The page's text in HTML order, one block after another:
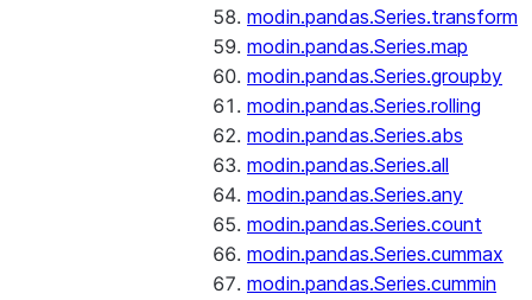
modin.pandas.Series.transform
modin.pandas.Series.map
modin.pandas.Series.groupby
modin.pandas.Series.rolling
modin.pandas.Series.abs
modin.pandas.Series.all
modin.pandas.Series.any
modin.pandas.Series.count
modin.pandas.Series.cummax
modin.pandas.Series.cummin